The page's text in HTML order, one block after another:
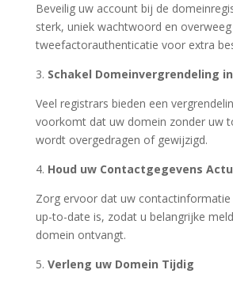
Beveilig uw account bij de
sterk, uniek wachtwoord en overweeg
tweefactorauthenticatie voor extra
3. Schakel Domeinvergrendeling in
Veel registrars bieden een
voorkomt dat uw domein zonder uw
wordt overgedragen of gewijzigd.
4. Houd uw Contactgegevens
Zorg ervoor dat uw
up-to-date is, zodat u belangrijke
domein ontvangt.
5. Verleng uw Domein Tijdig